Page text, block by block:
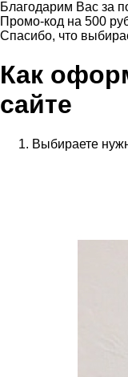
Благодарим Вас за
Промо-код на 500
Спасибо, что
Как
сайте
Выбираете